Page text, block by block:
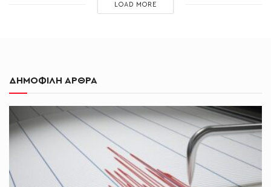
LOAD MORE
ΔΗΜΟΦΙΛΗ ΑΡΘΡΑ